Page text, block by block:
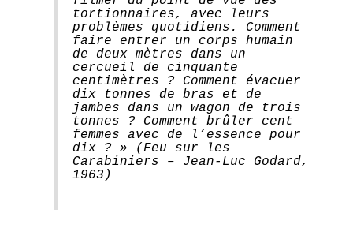
tortionnaires, avec leurs
problèmes quotidiens. Comment
faire entrer un corps humain
de deux mètres dans un
cercueil de cinquante
centimètres ? Comment évacuer
dix tonnes de bras et de
jambes dans un wagon de trois
tonnes ? Comment brûler cent
femmes avec de l’essence pour
dix ? » (Feu sur les
Carabiniers – Jean-Luc Godard,
1963)